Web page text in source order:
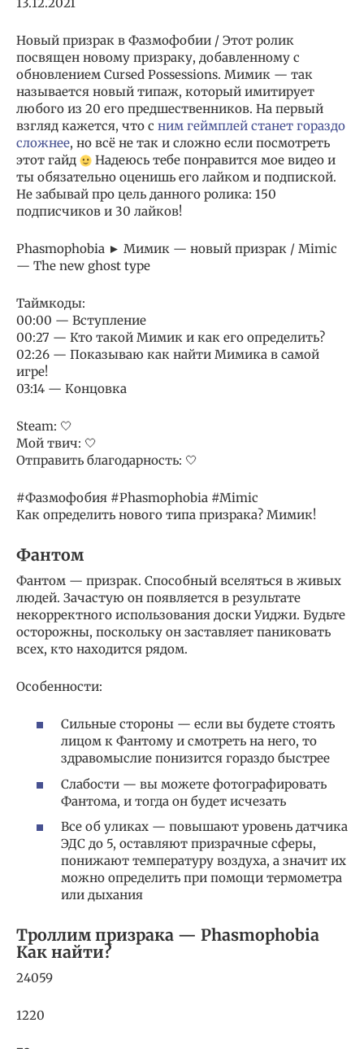
Новый призрак в Фазмофобии / Этот ролик
посвящен новому призраку, добавленному с
обновлением Cursed Possessions. Мимик — так
называется новый типаж, который имитирует
любого из 20 его предшественников. На первый
взгляд кажется, что с ним геймплей станет гораздо
сложнее, но всё не так и сложно если посмотреть
этот гайд
Надеюсь тебе понравится мое видео и
ты обязательно оценишь его лайком и подпиской.
Не забывай про цель данного ролика: 150
подписчиков и 30 лайков!
Phasmophobia ► Мимик — новый призрак / Mimic
— The new ghost type
Таймкоды:
00:00 — Вступление
00:27 — Кто такой Мимик и как его определить?
02:26 — Показываю как найти Мимика в самой
игре!
03:14 — Концовка
Steam: 🤍
Мой твич: 🤍
Отправить благодарность: 🤍
#Фазмофобия #Phasmophobia #Mimic
Как определить нового типа призрака? Мимик!
Фантом
Фантом — призрак. Способный вселяться в живых
людей. Зачастую он появляется в результате
некорректного использования доски Уиджи. Будьте
осторожны, поскольку он заставляет паниковать
всех, кто находится рядом.
Особенности:
Сильные стороны — если вы будете стоять
лицом к Фантому и смотреть на него, то
здравомыслие понизится гораздо быстрее
Слабости — вы можете фотографировать
Фантома, и тогда он будет исчезать
Все об уликах — повышают уровень датчика
ЭДС до 5, оставляют призрачные сферы,
понижают температуру воздуха, а значит их
можно определить при помощи термометра
или дыхания
Троллим призрака — Phasmophobia
Как найти?
24059
1220